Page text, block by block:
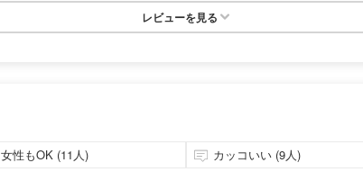
レビューを見る
女性もOK (11人) カッコいい (9人)